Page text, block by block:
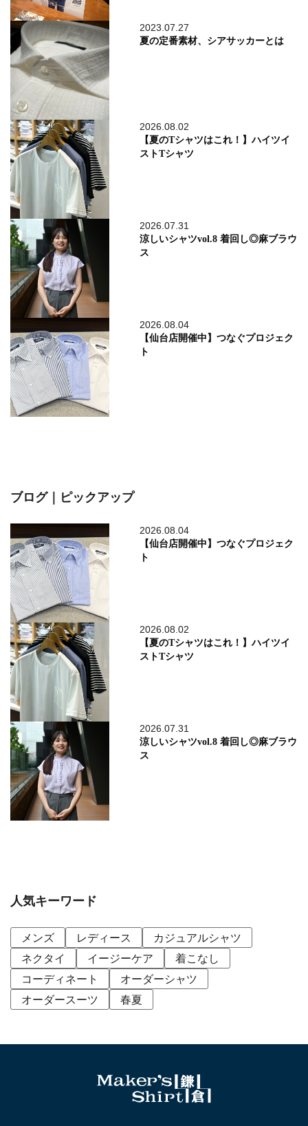
2023.07.27
夏の定番素材、シアサッカーとは
2026.08.02
【夏のTシャツはこれ！】ハイツイ
ストTシャツ
2026.07.31
涼しいシャツvol.8 着回し◎麻ブラウ
ス
2026.08.04
【仙台店開催中】つなぐプロジェク
ト
ブログ｜ピックアップ
2026.08.04
【仙台店開催中】つなぐプロジェク
ト
2026.08.02
【夏のTシャツはこれ！】ハイツイ
ストTシャツ
2026.07.31
涼しいシャツvol.8 着回し◎麻ブラウ
ス
人気キーワード
メンズ レディース
カジュアルシャツ
ネクタイ
イージーケア
着こなし
コーディネート
オーダーシャツ
オーダースーツ
春夏